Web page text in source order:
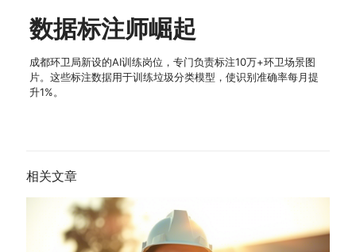
数据标注师崛起
成都环卫局新设的AI训练岗位，专门负责标注10万+环卫场景图
片。这些标注数据用于训练垃圾分类模型，使识别准确率每月提
升1%。
相关文章